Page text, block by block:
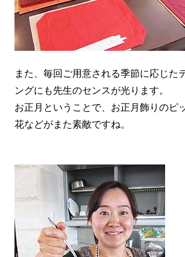
また、毎回ご用意される季節に応じた
ングにも先生のセンスが光ります。
お正月ということで、お正月飾りのピ
花などがまた素敵ですね。